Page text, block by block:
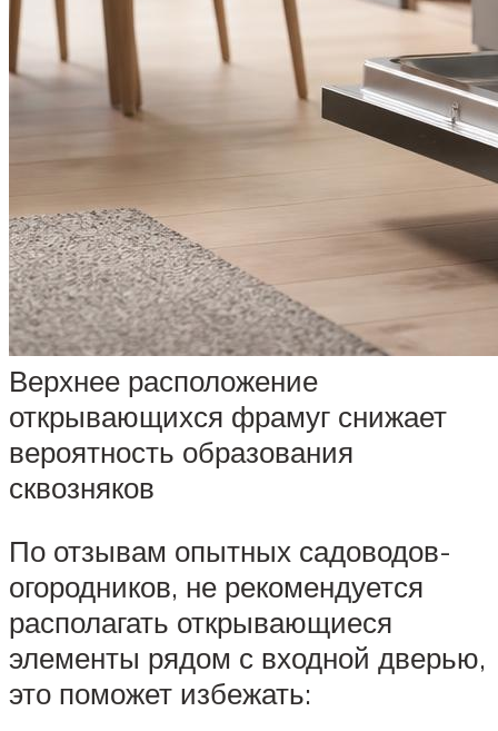
Верхнее расположение
открывающихся фрамуг снижает
вероятность образования
сквозняков
По отзывам опытных садоводов-
огородников, не рекомендуется
располагать открывающиеся
элементы рядом с входной дверью,
это поможет избежать: